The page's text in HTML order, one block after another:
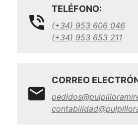
TELÉFONO:
(+34) 953 606 046
(+34) 953 653 211
CORREO